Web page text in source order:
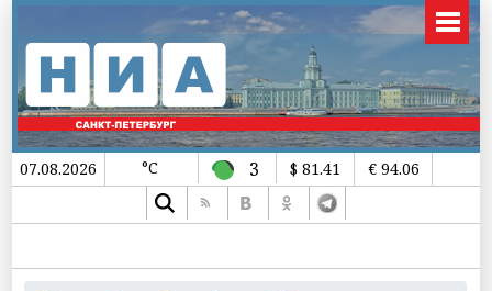
07.08.2026 °C 3 $ 81.41 € 94.06